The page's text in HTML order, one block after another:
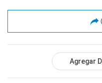
Agregar